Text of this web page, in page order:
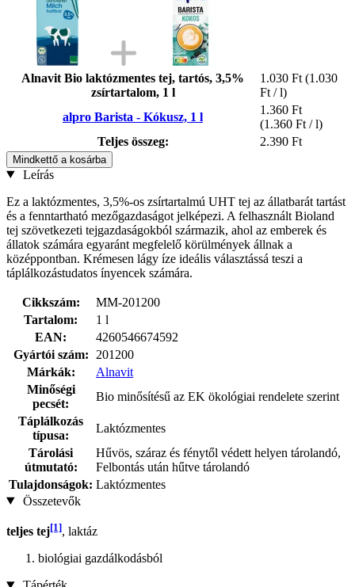
Alnavit Bio laktózmentes tej, tartós, 3,5%
zsírtartalom, 1 l
1.030 Ft (1.030
Ft / l)
alpro Barista - Kókusz, 1 l
1.360 Ft
(1.360 Ft / l)
Teljes összeg:
2.390 Ft
Mindkettő a kosárba
Leírás
Ez a laktózmentes, 3,5%-os zsírtartalmú UHT tej az állatbarát tartást
és a fenntartható mezőgazdaságot jelképezi. A felhasznált Bioland
tej szövetkezeti tejgazdaságokból származik, ahol az emberek és
állatok számára egyaránt megfelelő körülmények állnak a
középpontban. Krémesen lágy íze ideális választássá teszi a
táplálkozástudatos ínyencek számára.
Cikkszám:
MM-201200
Tartalom:
1 l
EAN:
4260546674592
Gyártói szám:
201200
Márkák:
Alnavit
Minőségi
pecsét:
Bio minősítésű az EK ökológiai rendelete szerint
Táplálkozás
típusa:
Laktózmentes
Tárolási
útmutató:
Hűvös, száraz és fénytől védett helyen tárolandó,
Felbontás után hűtve tárolandó
Tulajdonságok: Laktózmentes
Összetevők
teljes tej[1], laktáz
biológiai gazdálkodásból